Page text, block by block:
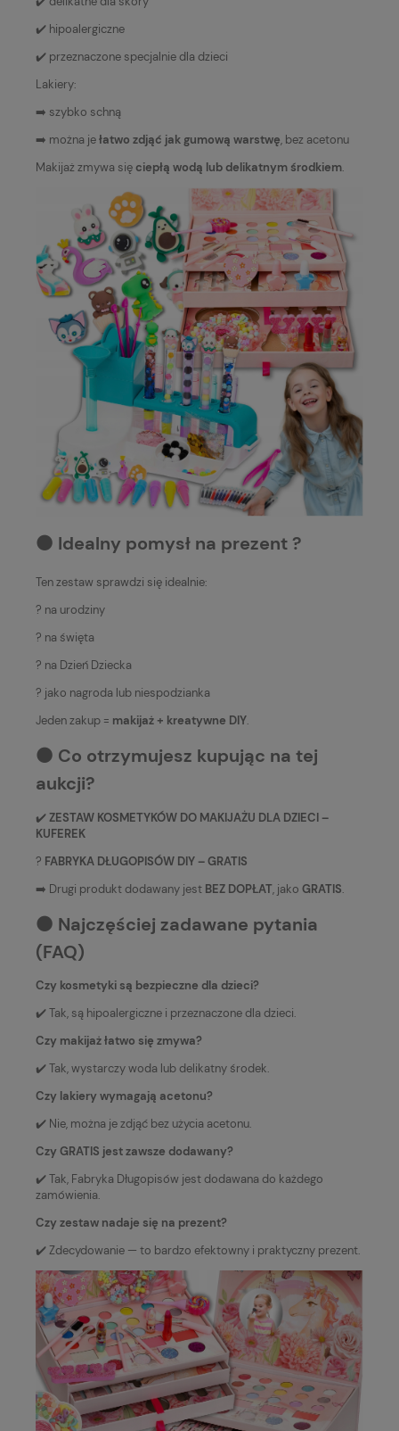
✔️ hipoalergiczne
✔️ przeznaczone specjalnie dla dzieci
Lakiery:
➡️ szybko schną
➡️ można jełatwo zdjąć jak gumową warstwę, bez acetonu
Makijaż zmywa się ciepłą wodą lub delikatnym środkiem.
⚫️ Idealny pomysł na prezent ?
Ten zestaw sprawdzi się idealnie:
? na urodziny
? na święta
? na Dzień Dziecka
? jako nagroda lub niespodzianka
Jeden zakup = makijaż + kreatywne DIY.
⚫️ Co otrzymujesz kupując na tej
aukcji?
✔️ZESTAW KOSMETYKÓW DO MAKIJAŻU DLA DZIECI –
KUFEREK
? FABRYKA DŁUGOPISÓW DIY – GRATIS
➡️ Drugi produkt dodawany jest BEZ DOPŁAT, jako GRATIS.
⚫️ Najczęściej zadawane pytania
(FAQ)
Czy kosmetyki są bezpieczne dla dzieci?
✔️ Tak, są hipoalergiczne i przeznaczone dla dzieci.
Czy makijaż łatwo się zmywa?
✔️ Tak, wystarczy woda lub delikatny środek.
Czy lakiery wymagają acetonu?
✔️ Nie, można je zdjąć bez użycia acetonu.
Czy GRATIS jest zawsze dodawany?
✔️ Tak, Fabryka Długopisów jest dodawana do każdego
zamówienia.
Czy zestaw nadaje się na prezent?
✔️ Zdecydowanie — to bardzo efektowny i praktyczny prezent.